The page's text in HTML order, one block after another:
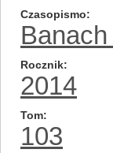
Czasopismo
Rocznik
2014
Tom
103